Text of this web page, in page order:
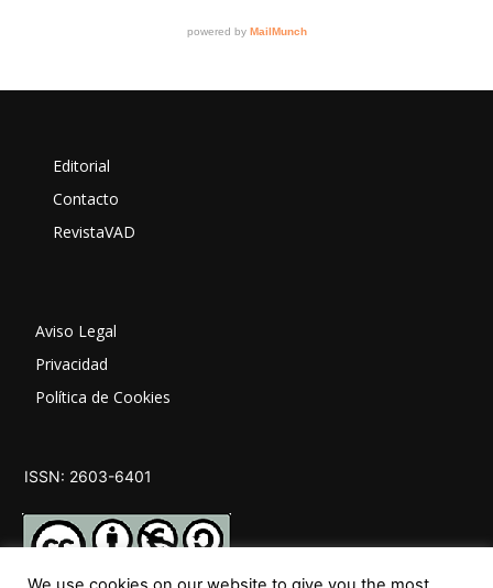
Editorial
Contacto
RevistaVAD
Aviso Legal
Privacidad
Política de Cookies
ISSN: 2603-6401